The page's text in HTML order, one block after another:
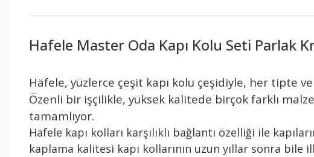
Hafele Master Oda Kapı Kolu Seti Parlak
Häfele, yüzlerce çeşit kapı kolu çeşidiyle, her tipte
Özenli bir işçilikle, yüksek kalitede birçok farklı
tamamlıyor.
Häfele kapı kolları karşılıklı bağlantı özelliği ile
kaplama kalitesi kapı kollarının uzun yıllar sonra